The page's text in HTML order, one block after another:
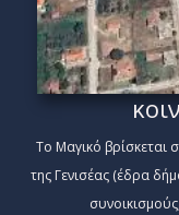
Το Μαγικό βρίσκεται
της Γενισέας (έδρα